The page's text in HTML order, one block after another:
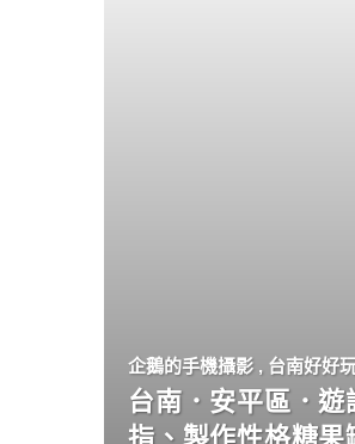
企鵝的手機攝影 , 台南好好
台南．安平區．
指、製作性格糖果